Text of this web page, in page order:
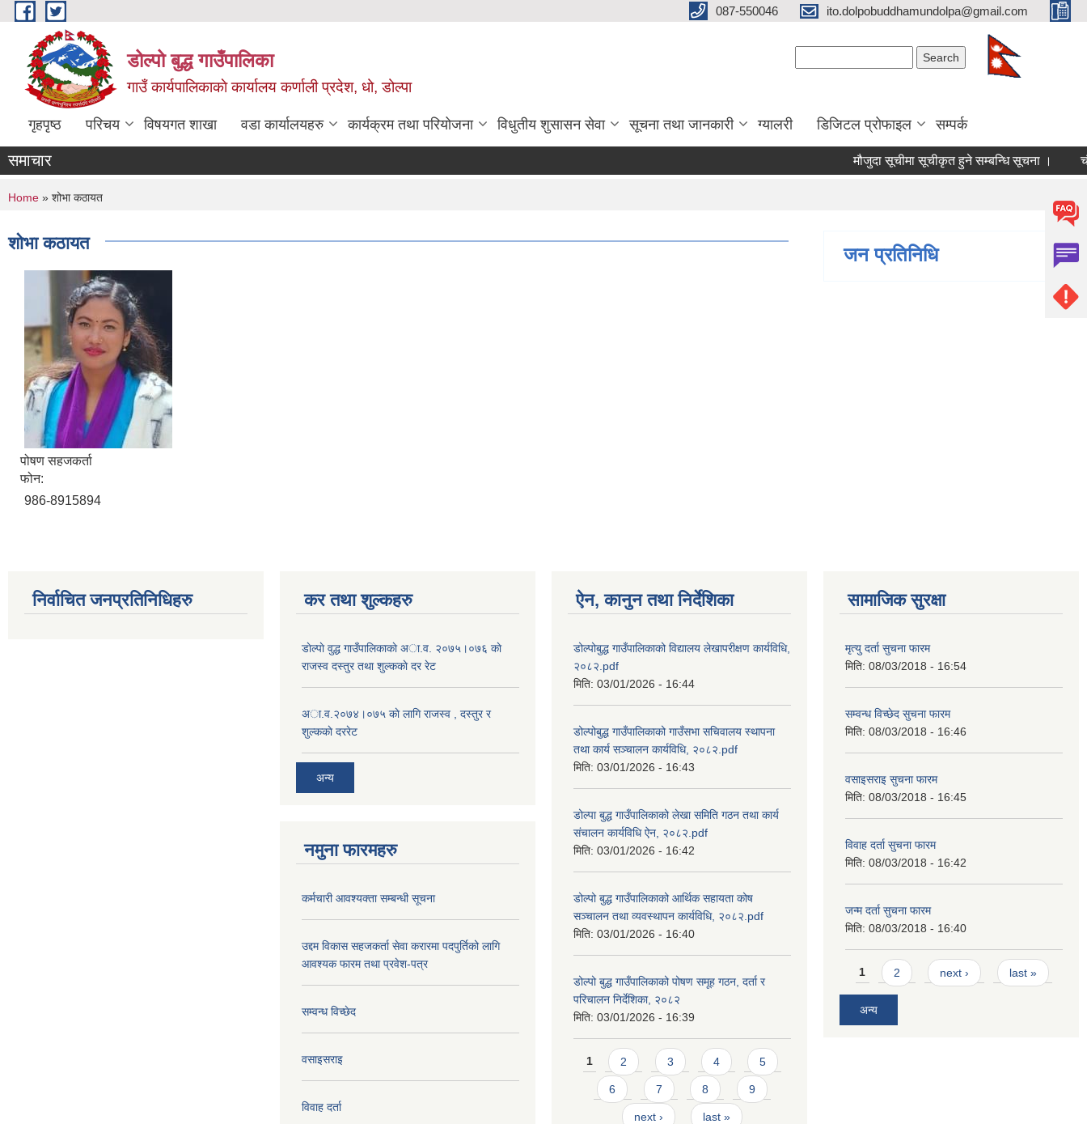
Skip to main content 087-550046 ito.dolpobuddhamundolpa@gmail.com
डोल्पो बुद्ध गाउँपालिका
गाउँ कार्यपालिकाकाे कार्यालय कर्णाली प्रदेश, धो, डोल्पा
गृहपृष्ठ परिचय विषयगत शाखा वडा कार्यालयहरु कार्यक्रम तथा परियोजना विधुतीय शुसासन सेवा सूचना तथा जानकारी ग्यालरी डिजिटल प्रोफाइल सम्पर्क
समाचार मौजुदा सूचीमा सूचीकृत हुने सम्बन्धि सूचना । चौथो
You are here
Home » शोभा कठायत
शोभा कठायत
पोषण सहजकर्ता
फोन:
986-8915894
जन प्रतिनिधि
निर्वाचित जनप्रतिनिधिहरु कर तथा शुल्कहरु
डाेल्पाे वुद्ध गाउँपालिकाकाे अा.व. २०७५।०७६ काे
राजस्व दस्तुर तथा शुल्ककाे दर रेट
अा.व.२०७४।०७५ काे लागि राजस्व , दस्तुर र
शुल्ककाे दररेट
अन्य
नमुना फारमहरु
कर्मचारी आवश्यक्ता सम्बन्धी सूचना
उद्दम विकास सहजकर्ता सेवा करारमा पदपुर्तिको लागि
आवश्यक फारम तथा प्रवेश-पत्र
सम्वन्ध विच्छेद
वसाइसराइ
विवाह दर्ता
ऐन, कानुन तथा निर्देशिका
डोल्पोबुद्ध गाउँपालिकाको विद्यालय लेखापरीक्षण कार्यविधि,
२०८२.pdf
मिति: 03/01/2026 - 16:44
डोल्पोबुद्ध गाउँपालिकाको गाउँसभा सचिवालय स्थापना
तथा कार्य सञ्चालन कार्यविधि, २०८२.pdf
मिति: 03/01/2026 - 16:43
डोल्पा बुद्ध गाउँपालिकाको लेखा समिति गठन तथा कार्य
संचालन कार्यविधि ऐन, २०८२.pdf
मिति: 03/01/2026 - 16:42
डोल्पो बुद्ध गाउँपालिकाको आर्थिक सहायता कोष
सञ्चालन तथा व्यवस्थापन कार्यविधि, २०८२.pdf
मिति: 03/01/2026 - 16:40
डोल्पो बुद्ध गाउँपालिकाको पोषण समूह गठन, दर्ता र
परिचालन निर्देशिका, २०८२
मिति: 03/01/2026 - 16:39
Pages
1 2 3 4 5
6 7 8 9
next › last »
सामाजिक सुरक्षा
मृत्यु दर्ता सुचना फारम
मिति: 08/03/2018 - 16:54
सम्वन्ध विच्छेद सुचना फारम
मिति: 08/03/2018 - 16:46
वसाइसराइ सुचना फारम
मिति: 08/03/2018 - 16:45
विवाह दर्ता सुचना फारम
मिति: 08/03/2018 - 16:42
जन्म दर्ता सुचना फारम
मिति: 08/03/2018 - 16:40
Pages
1 2 next › last »
अन्य